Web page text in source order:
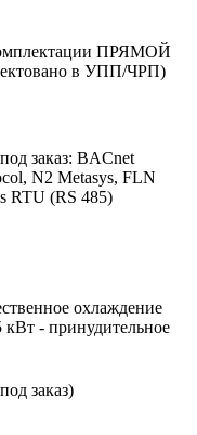
ПРЯМОЙ
в УПП/ЧРП)
заказ: BACnet
N2 Metasys, FLN
RTU (RS 485)
охлаждение
кВт - принудительное
заказ)